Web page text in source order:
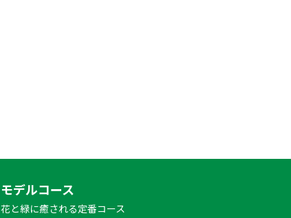
モデルコース
花と緑に癒される定番コース